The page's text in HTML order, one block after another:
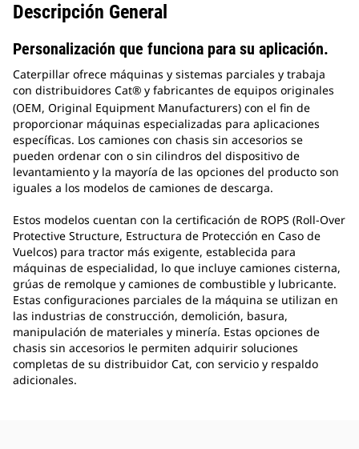
Descripción General
Personalización que funciona para su aplicación.
Caterpillar ofrece máquinas y sistemas parciales y trabaja
con distribuidores Cat® y fabricantes de equipos originales
(OEM, Original Equipment Manufacturers) con el fin de
proporcionar máquinas especializadas para aplicaciones
específicas. Los camiones con chasis sin accesorios se
pueden ordenar con o sin cilindros del dispositivo de
levantamiento y la mayoría de las opciones del producto son
iguales a los modelos de camiones de descarga.
Estos modelos cuentan con la certificación de ROPS (Roll-Over
Protective Structure, Estructura de Protección en Caso de
Vuelcos) para tractor más exigente, establecida para
máquinas de especialidad, lo que incluye camiones cisterna,
grúas de remolque y camiones de combustible y lubricante.
Estas configuraciones parciales de la máquina se utilizan en
las industrias de construcción, demolición, basura,
manipulación de materiales y minería. Estas opciones de
chasis sin accesorios le permiten adquirir soluciones
completas de su distribuidor Cat, con servicio y respaldo
adicionales.